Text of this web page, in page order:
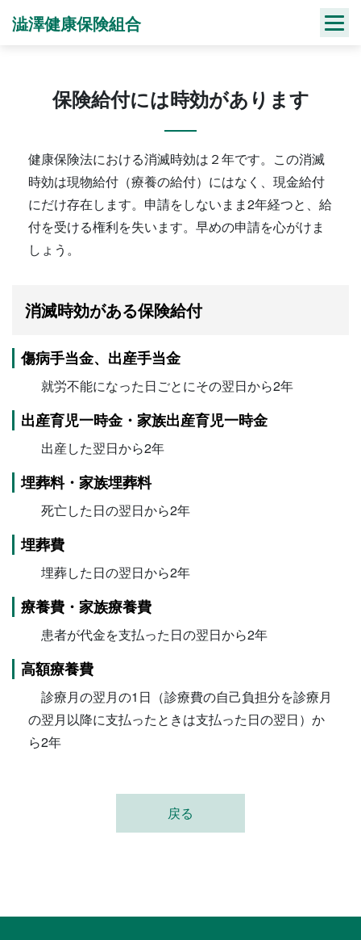
澁澤健康保険組合
保険給付には時効があります
健康保険法における消滅時効は２年です。この消滅
時効は現物給付（療養の給付）にはなく、現金給付
にだけ存在します。申請をしないまま2年経つと、給
付を受ける権利を失います。早めの申請を心がけま
しょう。
消滅時効がある保険給付
傷病手当金、出産手当金
就労不能になった日ごとにその翌日から2年
出産育児一時金・家族出産育児一時金
出産した翌日から2年
埋葬料・家族埋葬料
死亡した日の翌日から2年
埋葬費
埋葬した日の翌日から2年
療養費・家族療養費
患者が代金を支払った日の翌日から2年
高額療養費
診療月の翌月の1日（診療費の自己負担分を診療月
の翌月以降に支払ったときは支払った日の翌日）か
ら2年
戻る